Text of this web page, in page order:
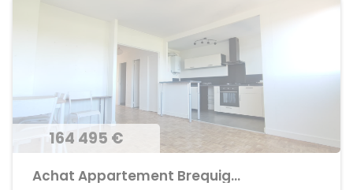
164 495 €
Achat Appartement Brequigny